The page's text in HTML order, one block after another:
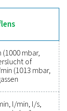
en -regeling
optimaliseren